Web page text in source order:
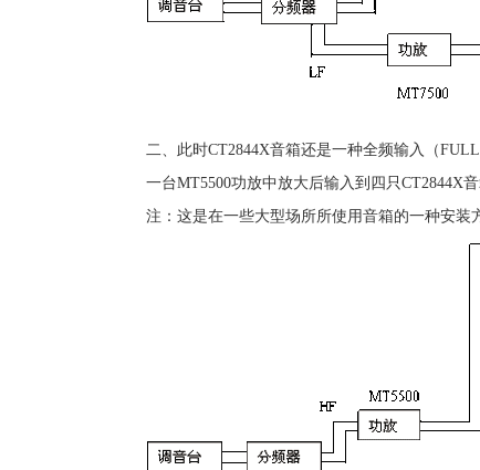
二、此时CT2844X音箱还是一种全频输入（
一台MT5500功放中放大后输入到四只CT2844X
注：这是在一些大型场所所使用音箱的一种安装